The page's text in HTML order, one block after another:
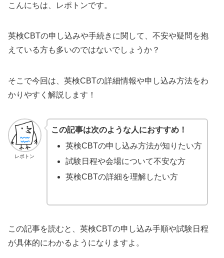
こんにちは、レポトンです。
英検CBTの申し込みや手続きに関して、不安や疑問を抱
えている方も多いのではないでしょうか？
そこで今回は、英検CBTの詳細情報や申し込み方法をわ
かりやすく解説します！
レポトン
この記事は次のような人におすすめ！
英検CBTの申し込み方法が知りたい方
試験日程や会場について不安な方
英検CBTの詳細を理解したい方
この記事を読むと、英検CBTの申し込み手順や試験日程
が具体的にわかるようになりますよ。